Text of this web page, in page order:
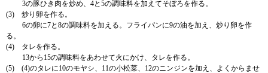
3の豚ひき肉を炒め、4と5の調味料を加えてそぼろを作る。
(3) 炒り卵を作る。
6の卵に7と8の調味料を加える。フライパンに9の油を加え、炒り卵を作
る。
(4) タレを作る。
13から15の調味料をあわせて火にかけ、タレを作る。
(5) (4)のタレに10のモヤシ、11の小松菜、12のニンジンを加え、よくからませ